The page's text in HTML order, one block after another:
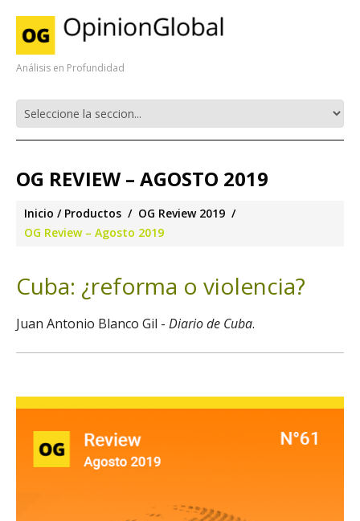
Análisis en Profundidad
OG REVIEW – AGOSTO 2019
Inicio Productos
OG Review 2019
OG Review – Agosto 2019
Cuba: ¿reforma o violencia?
Juan Antonio Blanco Gil - Diario de Cuba.